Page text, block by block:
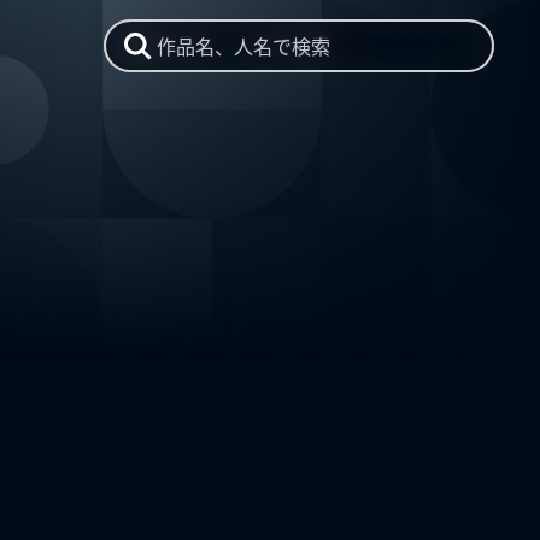
作品名、人名で検索